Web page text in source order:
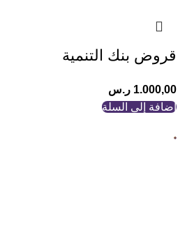
قروض بنك التنمية
1.000,00 ر.س
إضافة إلى السلة